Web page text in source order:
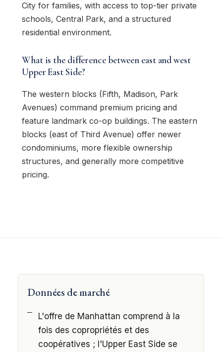
Données de marché
L'offre de Manhattan comprend à la
fois des copropriétés et des
coopératives ; l'Upper East Side se